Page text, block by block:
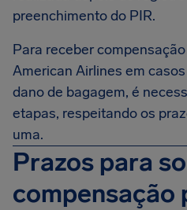
preenchimento do PIR.
Para receber
American Airlines em
dano de bagagem, é
etapas, respeitando os
uma.
Prazos para
compensação